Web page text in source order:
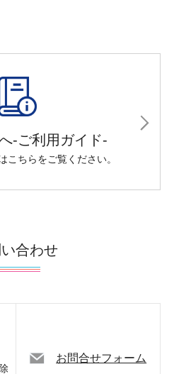
-ご利用ガイド-
こちらをご覧ください。
合わせ
お問合せフォーム